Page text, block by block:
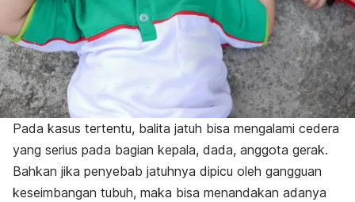
Pada kasus tertentu, balita jatuh bisa mengalami cedera
yang serius pada bagian kepala, dada, anggota gerak.
Bahkan jika penyebab jatuhnya dipicu oleh gangguan
keseimbangan tubuh, maka bisa menandakan adanya